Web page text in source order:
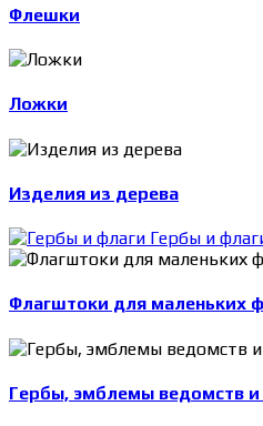
Флешки
Ложки
Изделия из дерева
Гербы и
Флагштоки для маленьких
Гербы, эмблемы ведомств и